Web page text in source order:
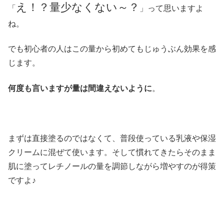
「 え！？量少なくない～？
」って思いますよ
ね。
でも初心者の人はこの量から初めてもじゅうぶん効果を感
じます。
何度も言いますが量は間違えないように。
まずは直接塗るのではなくて、普段使っている乳液や保湿
クリームに混ぜて使います。そして慣れてきたらそのまま
肌に塗ってレチノールの量を調節しながら増やすのが得策
ですよ♪